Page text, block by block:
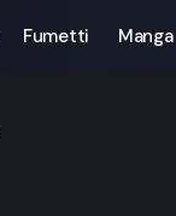
Fumetti Manga